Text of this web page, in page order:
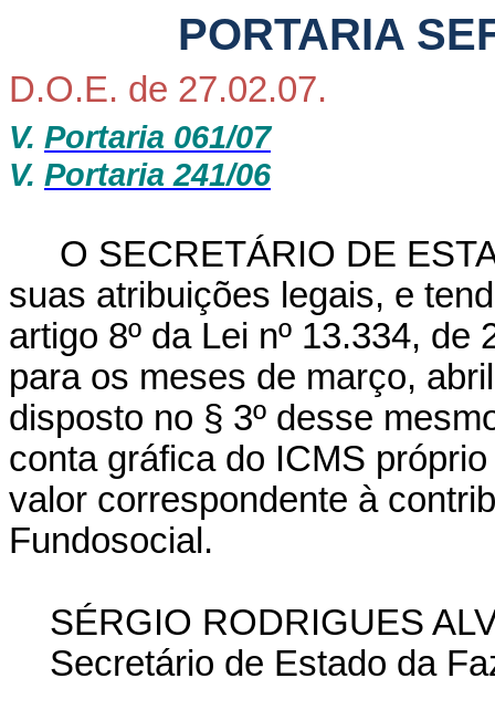
PORTARIA
D.O.E. de 27.02.07.
V. Portaria 061/07
V. Portaria 241/06
O SECRETÁRIO DE
suas atribuições legais, e
artigo 8º da Lei nº 13.334,
para os meses de março,
disposto no § 3º desse
conta gráfica do ICMS
valor correspondente à
Fundosocial.
SÉRGIO RODRIGUES
Secretário de Estado da